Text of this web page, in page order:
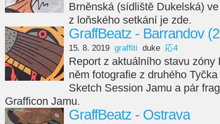
Brněnská (sídliště Dukelská)
z loňského setkání je zde.
GraffBeatz - Barrandov
15. 8. 2019 graffiti duke 応4
Report z aktuálního stavu zóny
něm fotografie z druhého
Sketch Session Jamu a pár
Grafficon Jamu.
GraffBeatz - Ostrava